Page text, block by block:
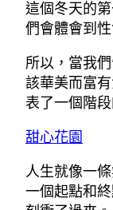
這個冬天的
們會體會到性
所以，當我
該華美而富
表了一個階
甜心花園
人生就像一
一個起點和